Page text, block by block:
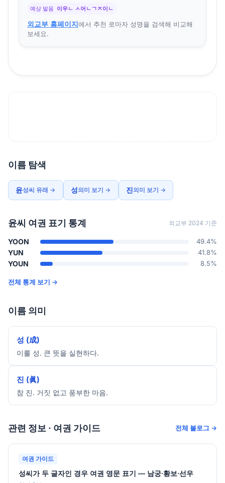
예상 발음 이우ㄴ ㅅ어ㄴㄱㅈ이ㄴ
외교부 홈페이지에서 추천 로마자 성명을 검색해 비교해
보세요.
이름 탐색
윤성씨 유래 → 성의미 보기 → 진의미 보기 →
윤씨 여권 표기 통계 외교부 2024 기준
YOON 49.4%
YUN 41.8%
YOUN 8.5%
전체 통계 보기 →
이름 의미
성 (成)
이룰 성. 큰 뜻을 실현하다.
진 (眞)
참 진. 거짓 없고 풍부한 마음.
관련 정보 · 여권 가이드 전체 블로그 →
여권 가이드
성씨가 두 글자인 경우 여권 영문 표기 — 남궁·황보·선우